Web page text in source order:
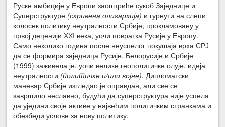
Руске амбиције у Европи заоштриће сукоб Заједнице и
Суперструктуре (скривена олигархија) и гурнути на слепи
колосек политику неутралности Србије, прокламовану у
првој деценији ХХI века, уочи повратка Русије у Европу.
Само неколико година после неуспелог покушаја врха СРЈ
да се формира заједница Русије, Белорусије и Србије
(1999) заживела је, уочи велике геополитичке олује, идеја
неутралности (политичке и/или војне). Дипломатски
маневар Србије изгледао је оправдан, али све се
завршило неславно, будући да суперструктура није успела
да уједини своје активе у највећим политичким странкама и
обезбеди услове за нову политику.